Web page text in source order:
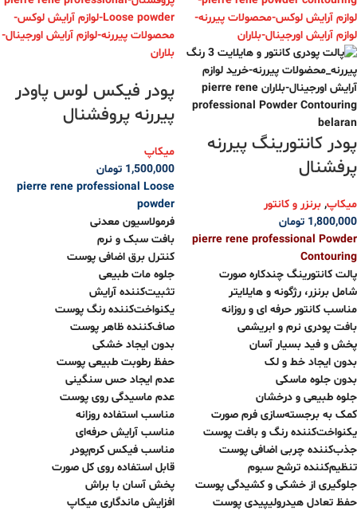
پودر کانتورینگ‌ پیررنه
پرفشنال
میکاپ, برنزر و کانتور
1,800,000 تومان
pierre rene professional Powder
Contouring
پالت کانتورینگ چندکاره صورت
شامل برنزر، رژگونه و هایلایتر
مناسب کانتور حرفه ای و روزانه
بافت پودری نرم و ابریشمی
پخش و فید بسیار آسان
بدون ایجاد خط و لک
بدون جلوه ماسکی
جلوه طبیعی و درخشان
کمک به برجسته‌سازی فرم صورت
یکنواخت‌کننده رنگ و بافت پوست
جذب‌کننده چربی اضافی پوست
تنظیم‌کننده ترشح سبوم
جلوگیری از خشکی و کشیدگی پوست
حفظ تعادل هیدرولیپیدی پوست
پودر فیکس لوس پاودر
پیررنه پروفشنال
میکاپ
1,500,000 تومان
pierre rene professional Loose
powder
فرمولاسیون معدنی
بافت سبک و نرم
کنترل برق اضافی پوست
جلوه مات طبیعی
تثبیت‌کننده آرایش
یکنواخت‌کننده رنگ پوست
صاف‌کننده ظاهر پوست
بدون ایجاد خشکی
حفظ رطوبت طبیعی پوست
عدم ایجاد حس سنگینی
عدم ماسیدگی روی پوست
مناسب استفاده روزانه
مناسب آرایش حرفه‌ای
مناسب فیکس کرم‌پودر
قابل استفاده روی کل صورت
پخش آسان با براش
افزایش ماندگاری میکاپ